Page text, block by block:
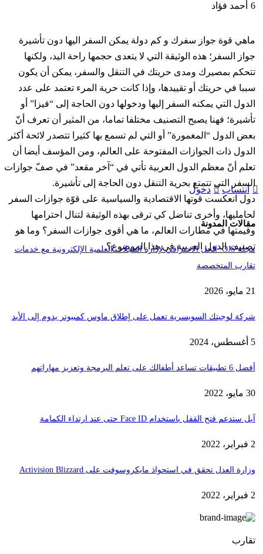
انتساب دخول
6 أحمد فؤاد
ماهي قوة جواز سفرك و كم دولة يمكن السفر اليها دون تأشيرة
جواز السفر؛ هذه الوثيقة التي لا يتعدى حجمها راحة اليد، ولكنها
تتحكم بمصيرك ومدى حريتك في التنقل والسفر، يمكن أن يكون
سببا في حريتك أو تقييدها، وإذا كانت حرية المرء تعتمد على عدد
الدول التي يمكنه السفر إليها ودخولها دون الحاجة إلى “فيزا” أو
تأشيرة؛ فهنا يصبح التصنيف مختلفا تماما، من المثير أن تعرف أنّ
بعض الدول “المغمورة” أو التي لم تسمع بها كثيرا تتصدر لائحة أكثر
الدول ذات الجوازات المفتوحة على العالم، ومن المؤسف أيضا أن
تعلم أنّ معظم الدول العربية تأتي في “آخر مقعد” في صفّ جوازات
السفر التي تتمتع بحرية التنقل دون الحاجة إلى تأشيرة.
دول انعكست قوتها الاقتصادية والسياسية على قوّة جوازات السفر
لحامليها، وأخرى تناضل كي ترقى بهذه الوثيقة لتنال احترامها
وقيمتها في مطارات العالم، ما هي أقوى جوازات السفر؟ وما هو
تصنيف الدول العربية في هذا الموضوع؟
مقالات المدونة
مجلة OJS: الحل الاحترافي لإدارة المجلات العلمية الإلكترونية مع خدمات
تقارب المتخصصة
21 مايو، 2026
شركة لوجيتك السويسرية تعمل على إطلاق ماوس كمبيوتر يدوم إلى الأبد
5 أغسطس، 2024
أفضل 6 تطبيقات تساعد أطفالك على تعلم البرمجة وتعزيز مهاراتهم
30 مايو، 2022
آبل ستدعم فتح القفل باستخدام Face ID حتى عند ارتداء الكمامة
2 فبراير، 2022
وزارة العدل تحقق في استحواذ مايكروسوفت على Activision Blizzard
2 فبراير، 2022
تقارب